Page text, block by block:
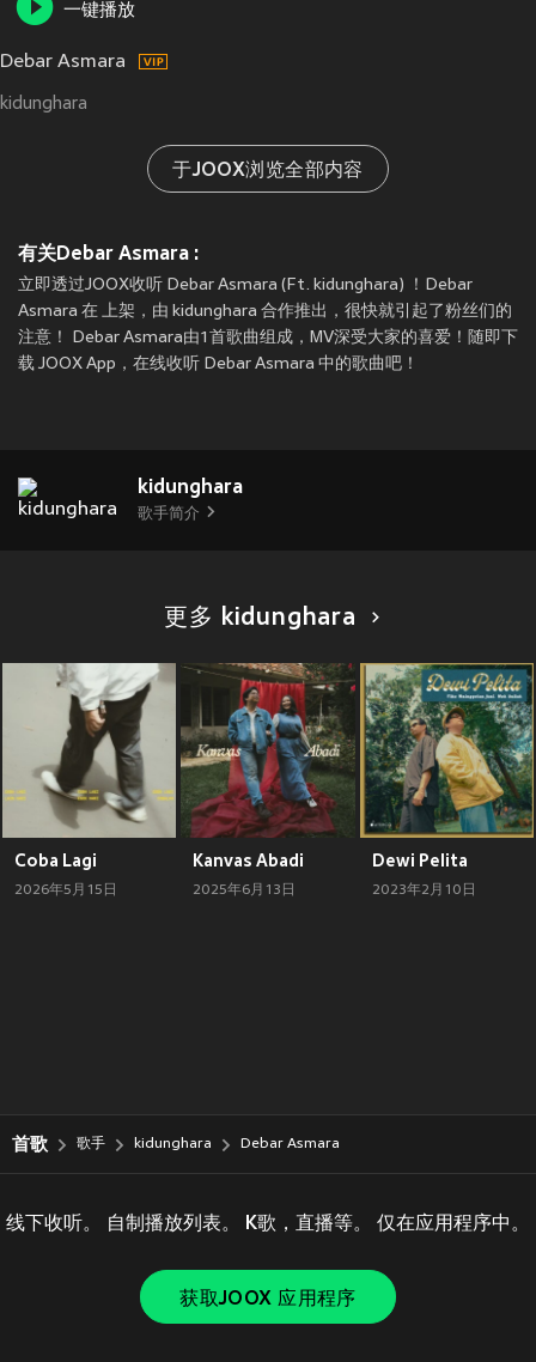
一键播放
Debar Asmara
kidunghara
于JOOX浏览全部内容
有关Debar Asmara :
立即透过JOOX收听 Debar Asmara (Ft. kidunghara) ！Debar
Asmara 在 上架，由 kidunghara 合作推出，很快就引起了粉丝们的
注意！ Debar Asmara由1首歌曲组成，MV深受大家的喜爱！随即下
载 JOOX App，在线收听 Debar Asmara 中的歌曲吧！
kidunghara
歌手简介
更多 kidunghara
Coba Lagi
2026年5月15日
Kanvas Abadi
2025年6月13日
Dewi Pelita
2023年2月10日
首歌 歌手 kidunghara Debar Asmara
线下收听。 自制播放列表。 K歌，直播等。 仅在应用程序中。
获取JOOX 应用程序